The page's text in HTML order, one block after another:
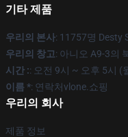
기타 제품
우리의 본사: 11757명 Desty
우리의 창고: 아니오 A9-3의
시간 :: 오전 9시 ~ 오후 5시 (
이름 *: 연락처vlone.쇼핑
우리의 회사
제품 정보